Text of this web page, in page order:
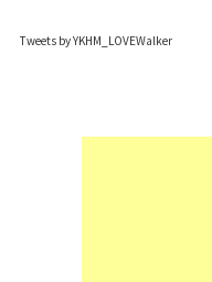
Tweets by YKHM_LOVEWalker